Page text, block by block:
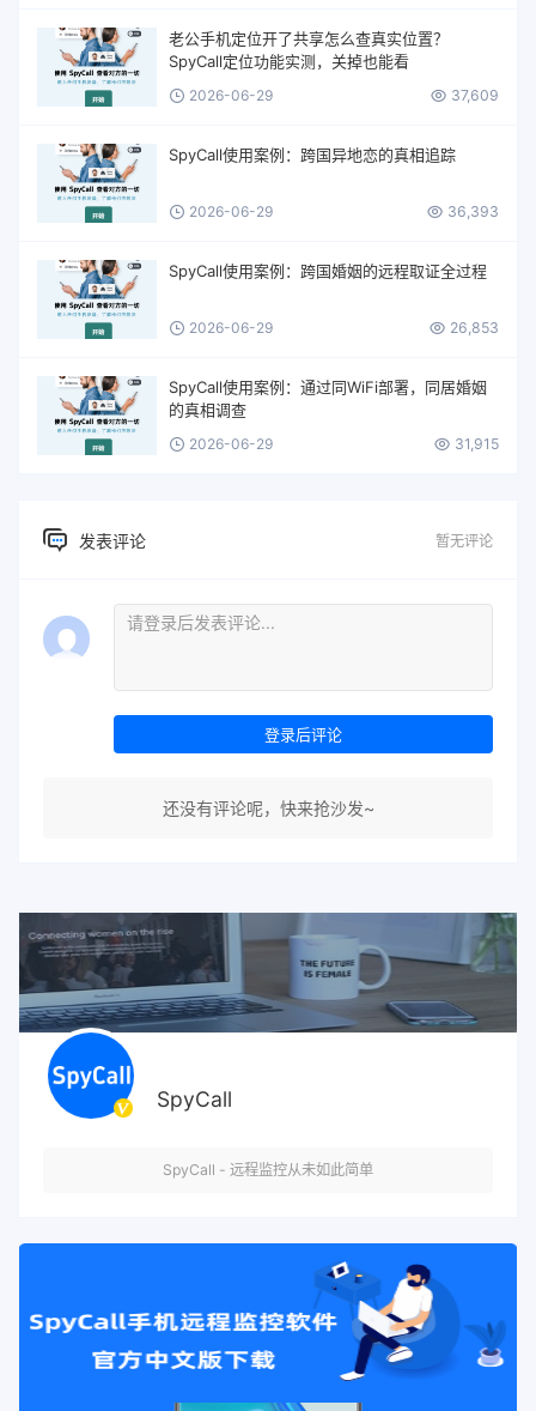
老公手机定位开了共享怎么查真实位置？
SpyCall定位功能实测，关掉也能看
2026-06-29 37,609
SpyCall使用案例：跨国异地恋的真相追踪
2026-06-29 36,393
SpyCall使用案例：跨国婚姻的远程取证全过程
2026-06-29 26,853
SpyCall使用案例：通过同WiFi部署，同居婚姻
的真相调查
2026-06-29 31,915
发表评论 暂无评论
登录后评论
还没有评论呢，快来抢沙发~
SpyCall
SpyCall - 远程监控从未如此简单